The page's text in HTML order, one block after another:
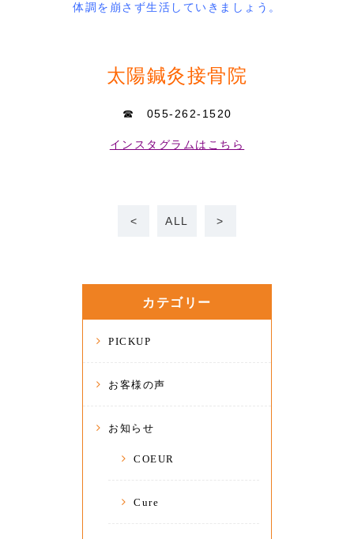
体調を崩さず生活していきましょう。
太陽鍼灸接骨院
☎ 055-262-1520
インスタグラムはこちら
< ALL >
カテゴリー
PICKUP
お客様の声
お知らせ
COEUR
Cure